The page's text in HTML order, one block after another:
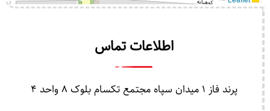
اطلاعات تماس
پرند فاز 1 میدان سپاه مجتمع تکسام بلوک 8 واحد 4